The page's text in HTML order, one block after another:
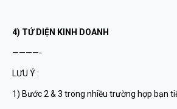
4) TỨ DIỆN KINH DOANH
————-
LƯU Ý :
1) Bước 2 & 3 trong nhiều trường hợp bạn